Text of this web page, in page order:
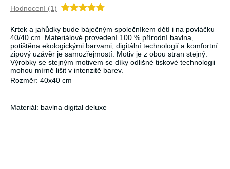
Hodnocení (1)
Krtek a jahůdky bude báječným společníkem dětí i na povláčku
40/40 cm. Materiálové provedení 100 % přírodní bavlna,
potištěna ekologickými barvami, digitální technologií a komfortní
zipový uzávěr je samozřejmostí. Motiv je z obou stran stejný.
Výrobky se stejným motivem se díky odlišné tiskové technologii
mohou mírně lišit v intenzitě barev.
Rozměr: 40x40 cm
Materiál: bavlna digital deluxe